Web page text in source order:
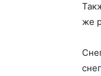
же